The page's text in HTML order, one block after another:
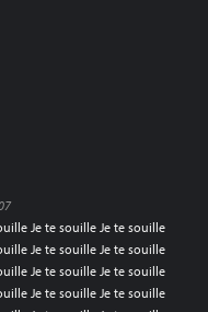
Je te souille Je te souille
Je te souille Je te souille
Je te souille Je te souille
Je te souille Je te souille